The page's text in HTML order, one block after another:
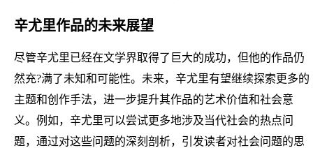
辛尤里作品的未来展望
尽管辛尤里已经在文学界取得了巨大的成功，但他的作品仍
然充?满了未知和可能性。未来，辛尤里有望继续探索更多的
主题和创作手法，进一步提升其作品的艺术价值和社会意
义。例如，辛尤里可以尝试更多地涉及当代社会的热点问
题，通过对这些问题的深刻剖析，引发读者对社会问题的思